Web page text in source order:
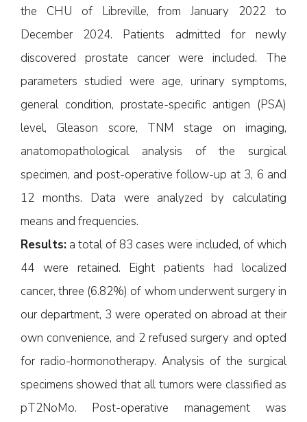
the CHU of Libreville, from January 2022 to
December 2024. Patients admitted for newly
discovered prostate cancer were included. The
parameters studied were age, urinary symptoms,
general condition, prostate-specific antigen (PSA)
level, Gleason score, TNM stage on imaging,
anatomopathological analysis of the surgical
specimen, and post-operative follow-up at 3, 6 and
12 months. Data were analyzed by calculating
means and frequencies.
Results: a total of 83 cases were included, of which
44 were retained. Eight patients had localized
cancer, three (6.82%) of whom underwent surgery in
our department, 3 were operated on abroad at their
own convenience, and 2 refused surgery and opted
for radio-hormonotherapy. Analysis of the surgical
specimens showed that all tumors were classified as
pT2NoMo. Post-operative management was